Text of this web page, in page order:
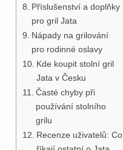
Příslušenství a doplňky
pro gril Jata
Nápady na grilování
pro rodinné oslavy
Kde koupit stolní gril
Jata v Česku
Časté chyby při
používání stolního
grilu
Recenze uživatelů: Co